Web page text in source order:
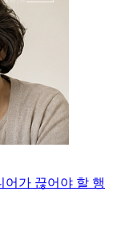
어가 끊어야 할 행